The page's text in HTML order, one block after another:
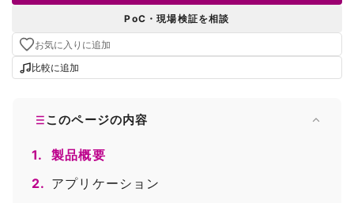
PoC・現場検証を相談
お気に入りに追加
比較に追加
このページの内容
1.
製品概要
2. アプリケーション